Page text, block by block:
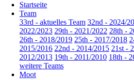
Startseite
Team
33rd - aktuelles Team 32nd - 2024/
2022/2023 29th - 2021/2022 28th -
26th - 2018/2019 25th - 2017/2018
2015/2016 22nd - 2014/2015 21st -
2012/2013 19th - 2011/2010 18th -
weitere Teams
Moot